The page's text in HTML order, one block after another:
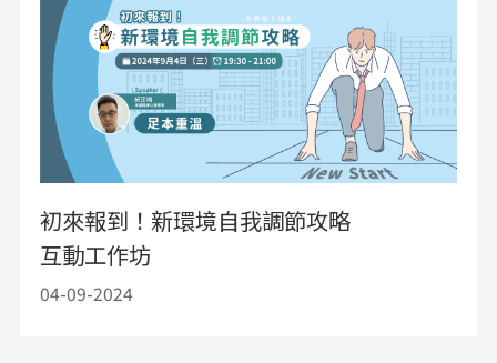
初來報到！新環境自我調節攻略
互動工作坊
04-09-2024